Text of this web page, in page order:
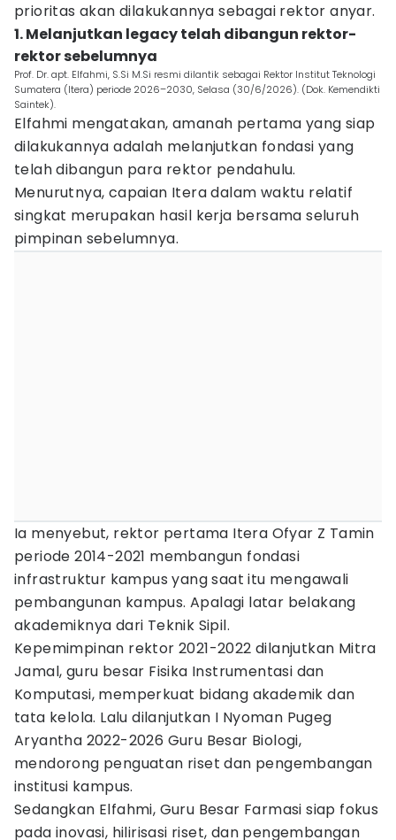
prioritas akan dilakukannya sebagai rektor anyar.
1. Melanjutkan legacy telah dibangun rektor-
rektor sebelumnya
Prof. Dr. apt. Elfahmi, S.Si M.Si resmi dilantik sebagai Rektor Institut Teknologi
Sumatera (Itera) periode 2026–2030, Selasa (30/6/2026). (Dok. Kemendikti
Saintek).
Elfahmi mengatakan, amanah pertama yang siap
dilakukannya adalah melanjutkan fondasi yang
telah dibangun para rektor pendahulu.
Menurutnya, capaian Itera dalam waktu relatif
singkat merupakan hasil kerja bersama seluruh
pimpinan sebelumnya.
Ia menyebut, rektor pertama Itera Ofyar Z Tamin
periode 2014-2021 membangun fondasi
infrastruktur kampus yang saat itu mengawali
pembangunan kampus. Apalagi latar belakang
akademiknya dari Teknik Sipil.
Kepemimpinan rektor 2021-2022 dilanjutkan Mitra
Jamal, guru besar Fisika Instrumentasi dan
Komputasi, memperkuat bidang akademik dan
tata kelola. Lalu dilanjutkan I Nyoman Pugeg
Aryantha 2022-2026 Guru Besar Biologi,
mendorong penguatan riset dan pengembangan
institusi kampus.
Sedangkan Elfahmi, Guru Besar Farmasi siap fokus
pada inovasi, hilirisasi riset, dan pengembangan